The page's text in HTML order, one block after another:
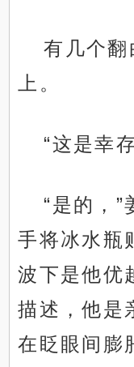
有几个翻
上。
“这是幸
“是的，
手将冰水瓶
波下是他优
描述，他是
在眨眼间膨